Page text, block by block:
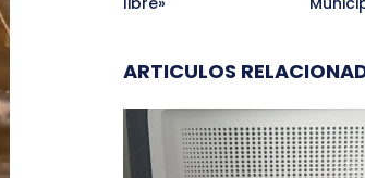
ARTICULOS